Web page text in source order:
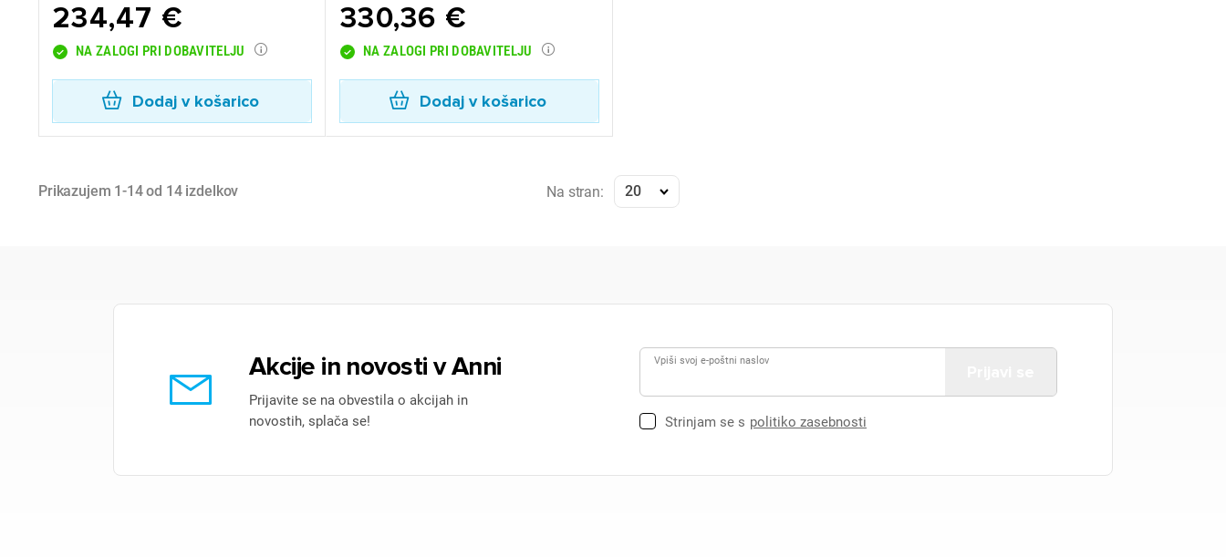
234,47 €
NA ZALOGI PRI DOBAVITELJU
Dodaj v košarico
330,36 €
NA ZALOGI PRI DOBAVITELJU
Dodaj v košarico
Prikazujem 1-14 od 14 izdelkov Na stran: 20
Akcije in novosti v Anni
Prijavite se na obvestila o akcijah in
novostih, splača se!
Vpiši svoj e-poštni naslov
Strinjam se s politiko zasebnosti